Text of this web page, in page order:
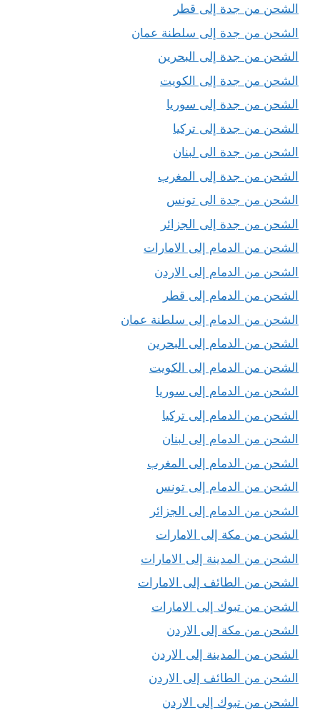
الشحن من جدة إلى قطر
الشحن من جدة إلى سلطنة عمان
الشحن من جدة إلى البحرين
الشحن من جدة إلى الكويت
الشحن من جدة إلى سوريا
الشحن من جدة إلى تركيا
الشحن من جدة الى لبنان
الشحن من جدة إلى المغرب
الشحن من جدة الى تونس
الشحن من جدة إلى الجزائر
الشحن من الدمام إلى الامارات
الشحن من الدمام إلى الاردن
الشحن من الدمام إلى قطر
الشحن من الدمام إلى سلطنة عمان
الشحن من الدمام إلى البحرين
الشحن من الدمام إلى الكويت
الشحن من الدمام إلى سوريا
الشحن من الدمام إلى تركيا
الشحن من الدمام إلى لبنان
الشحن من الدمام إلى المغرب
الشحن من الدمام إلى تونس
الشحن من الدمام إلى الجزائر
الشحن من مكة إلى الامارات
الشحن من المدينة إلى الامارات
الشحن من الطائف إلى الامارات
الشحن من تبوك إلى الامارات
الشحن من مكة إلى الاردن
الشحن من المدينة إلى الاردن
الشحن من الطائف إلى الاردن
الشحن من تبوك إلى الاردن